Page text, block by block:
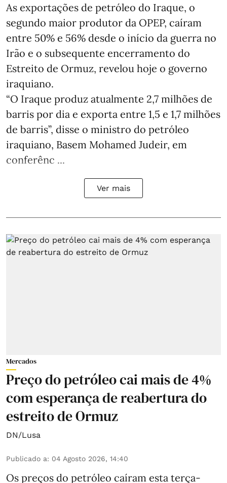
As exportações de petróleo do Iraque, o
segundo maior produtor da OPEP, caíram
entre 50% e 56% desde o início da guerra no
Irão e o subsequente encerramento do
Estreito de Ormuz, revelou hoje o governo
iraquiano.
“O Iraque produz atualmente 2,7 milhões de
barris por dia e exporta entre 1,5 e 1,7 milhões
de barris”, disse o ministro do petróleo
iraquiano, Basem Mohamed Judeir, em
conferênc ...
Ver mais
Mercados
Preço do petróleo cai mais de 4%
com esperança de reabertura do
estreito de Ormuz
DN/Lusa
Publicado a: 04 Agosto 2026, 14:40
Os preços do petróleo caíram esta terça-